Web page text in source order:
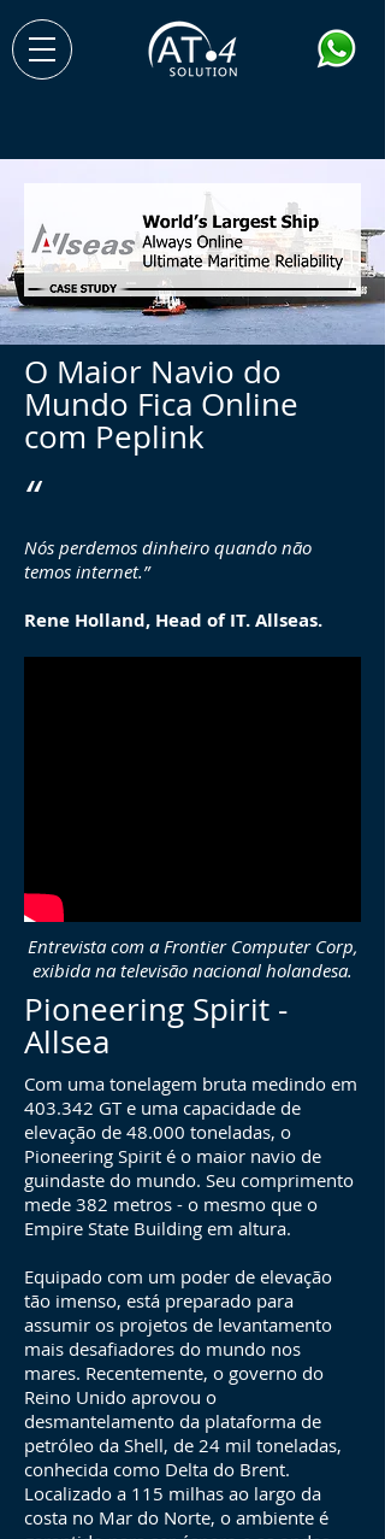
O Maior Navio do
Mundo Fica Online
com Peplink
“
Nós perdemos dinheiro quando não
temos internet.”
Rene Holland, Head of IT. Allseas.
Entrevista com a Frontier Computer Corp,
exibida na televisão nacional holandesa.
Pioneering Spirit -
Allsea
Com uma tonelagem bruta medindo em
403.342 GT e uma capacidade de
elevação de 48.000 toneladas, o
Pioneering Spirit é o maior navio de
guindaste do mundo. Seu comprimento
mede 382 metros - o mesmo que o
Empire State Building em altura.
Equipado com um poder de elevação
tão imenso, está preparado para
assumir os projetos de levantamento
mais desafiadores do mundo nos
mares. Recentemente, o governo do
Reino Unido aprovou o
desmantelamento da plataforma de
petróleo da Shell, de 24 mil toneladas,
conhecida como Delta do Brent.
Localizado a 115 milhas ao largo da
costa no Mar do Norte, o ambiente é